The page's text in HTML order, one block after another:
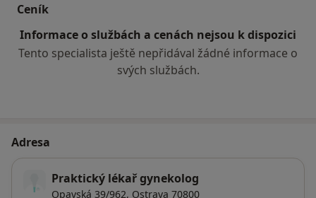
Ceník
Informace o službách a cenách nejsou k dispozici
Tento specialista ještě nepřidával žádné informace o
svých službách.
Adresa
Praktický lékař gynekolog
Opavská 39/962, Ostrava 70800